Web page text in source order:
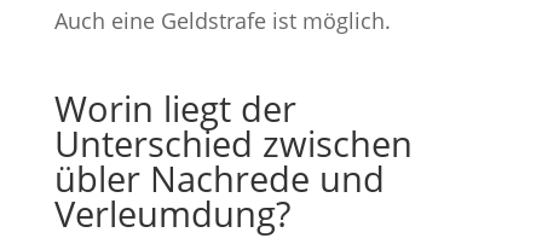
Auch eine Geldstrafe ist möglich.
Worin liegt der
Unterschied zwischen
übler Nachrede und
Verleumdung?